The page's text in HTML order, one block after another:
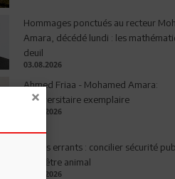
Hommages ponctués au recteur
Amara, décédé lundi : les
deuil
03.08.2026
Ahmed Friaa - Mohamed Amara:
l’Universitaire exemplaire
04.08.2026
Chiens errants : concilier sécurité
bien-être animal
17.07.2026